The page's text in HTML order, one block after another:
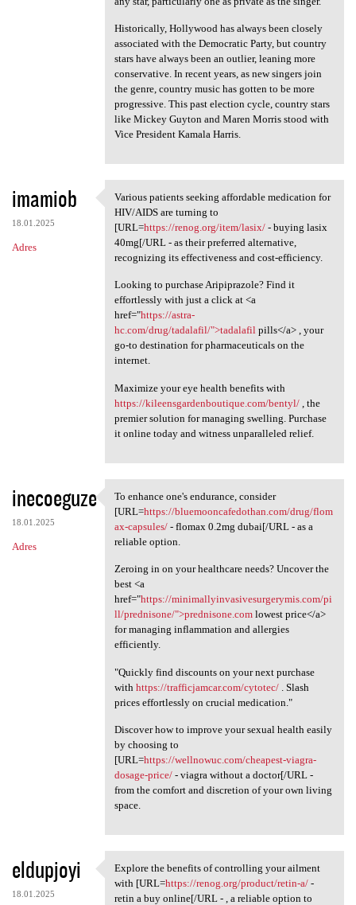
Historically, Hollywood has always been closely
associated with the Democratic Party, but country
stars have always been an outlier, leaning more
conservative. In recent years, as new singers join
the genre, country music has gotten to be more
progressive. This past election cycle, country stars
like Mickey Guyton and Maren Morris stood with
Vice President Kamala Harris.
imamiob
18.01.2025
Adres
Various patients seeking
Various patients seeking affordable medication for
HIV/AIDS are turning to
[URL=https://renog.org/item/lasix/- buying lasix
40mg[/URL - as their preferred alternative,
recognizing its effectiveness and cost-efficiency.
Looking to purchase Aripiprazole? Find it
effortlessly with just a click at <a
href="https://astra-
hc.com/drug/tadalafil/">tadalafilpills</a> , your
go-to destination for pharmaceuticals on the
internet.
Maximize your eye health benefits with
https://kileensgardenboutique.com/bentyl/, the
premier solution for managing swelling. Purchase
it online today and witness unparalleled relief.
inecoeguze
18.01.2025
Adres
To enhance one's endurance,
To enhance one's endurance, consider
[URL=https://bluemooncafedothan.com/drug/flom
ax-capsules/- flomax 0.2mg dubai[/URL - as a
reliable option.
Zeroing in on your healthcare needs? Uncover the
best <a
href="https://minimallyinvasivesurgerymis.com/pi
ll/prednisone/">prednisone.comlowest price</a>
for managing inflammation and allergies
efficiently.
"Quickly find discounts on your next purchase
with https://trafficjamcar.com/cytotec/. Slash
prices effortlessly on crucial medication."
Discover how to improve your sexual health easily
by choosing to
[URL=https://wellnowuc.com/cheapest-viagra-
dosage-price/- viagra without a doctor[/URL -
from the comfort and discretion of your own living
space.
eldupjoyi
18.01.2025
Explore the benefits of
Explore the benefits of controlling your ailment
with [URL=https://renog.org/product/retin-a/-
retin a buy online[/URL - , a reliable option to